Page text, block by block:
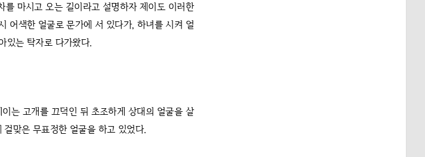
를 마시고 오는 길이라고 설명하자 제이도 이러한
어색한 얼굴로 문가에 서 있다가, 하녀를 시켜 얼
있는 탁자로 다가왔다.
는 고개를 끄덕인 뒤 초조하게 상대의 얼굴을 살
맞은 무표정한 얼굴을 하고 있었다.